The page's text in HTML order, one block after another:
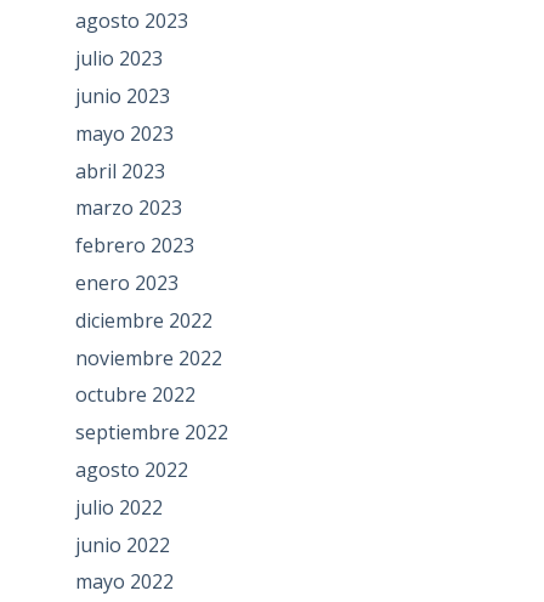
agosto 2023
julio 2023
junio 2023
mayo 2023
abril 2023
marzo 2023
febrero 2023
enero 2023
diciembre 2022
noviembre 2022
octubre 2022
septiembre 2022
agosto 2022
julio 2022
junio 2022
mayo 2022